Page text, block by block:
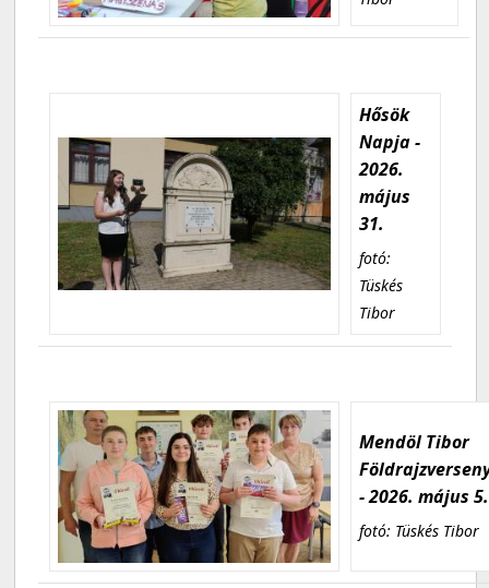
Hősök
Napja -
2026.
május
31.
fotó:
Tüskés
Tibor
Mendöl Tibor
- 2026. május 5.
fotó: Tüskés Tibor